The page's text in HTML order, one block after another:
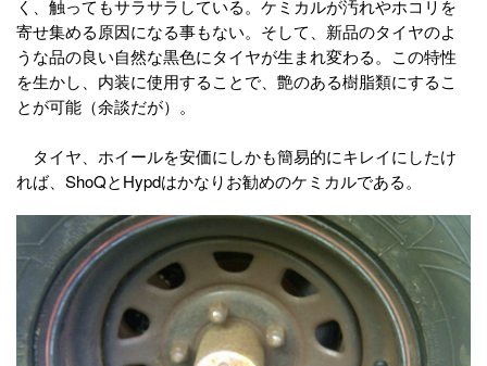
く、触ってもサラサラしている。ケミカルが汚れやホコリを
寄せ集める原因になる事もない。そして、新品のタイヤのよ
うな品の良い自然な黒色にタイヤが生まれ変わる。この特性
を生かし、内装に使用することで、艶のある樹脂類にするこ
とが可能（余談だが）。
タイヤ、ホイールを安価にしかも簡易的にキレイにしたけ
れば、ShoQとHypdはかなりお勧めのケミカルである。